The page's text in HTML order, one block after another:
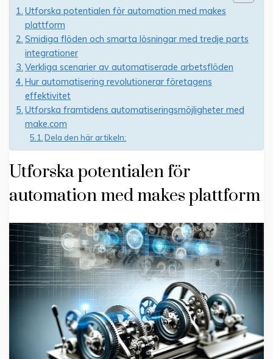
Utforska potentialen för automation med makes
plattform
Smidiga flöden och smarta lösningar med tredje parts
integrationer
Verkliga scenarier av automatiserade arbetsflöden
Hur automatisering revolutionerar företagens
effektivitet
Utforska framtidens automatiseringsmöjligheter med
make.com
Dela den här artikeln:
Utforska potentialen för
automation med makes plattform